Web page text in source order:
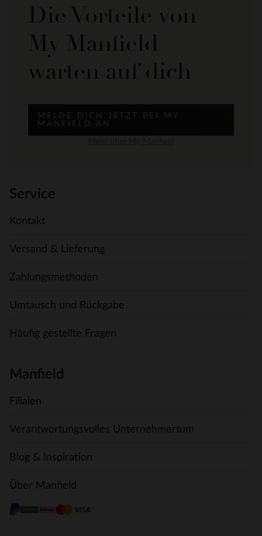
Die Vorteile von
My Manfield
warten auf dich
MELDE DICH JETZT BEI MY
MANFIELD AN
Service
Kontakt
Versand & Lieferung
Zahlungsmethoden
Umtausch und Rückgabe
Häufig gestellte Fragen
Manfield
Filialen
Verantwortungsvolles Unternehmertum
Blog & Inspiration
Über Manfield